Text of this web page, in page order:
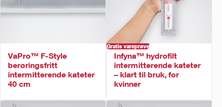
VaPro™ F-Style
berøringsfritt
intermitterende kateter
40 cm
Gratis vareprøve
Infyna™ hydrofilt
intermitterende kateter
– klart til bruk, for
kvinner